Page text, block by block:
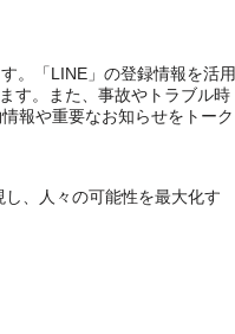
。「LINE」の登録情報を活用
す。また、事故やトラブル時
報や重要なお知らせをトーク
、人々の可能性を最大化す